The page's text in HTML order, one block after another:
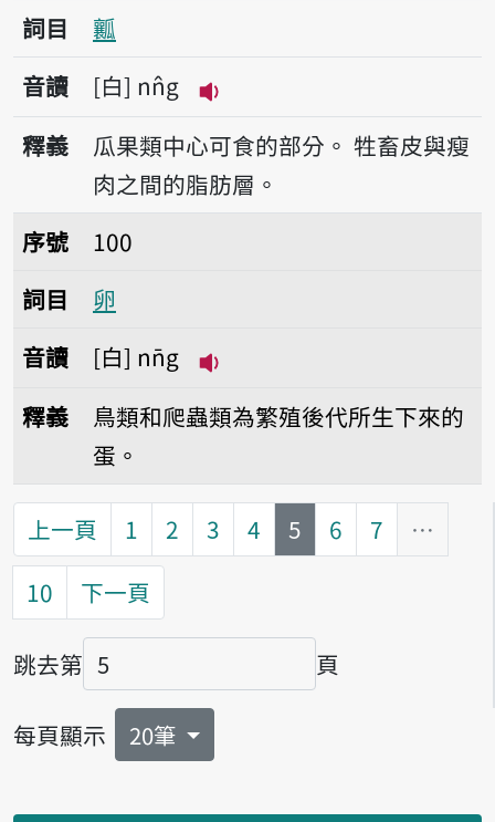
詞目
瓤
音讀
白 nn̂g
播放音讀nn̂g
釋義 瓜果類中心可食的部分。 牲畜皮與瘦
肉之間的脂肪層。
序號100卵
序號
100
詞目
卵
音讀
白 nn̄g
釋義
鳥類和爬蟲類為繁殖後代所生下來的
蛋。
上一頁 1 2 3 4 第
5 6 7
…
10
下一頁
跳去第
頁碼
頁
每頁顯示 20筆